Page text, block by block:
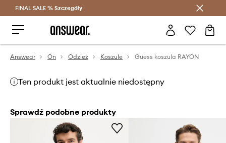
Oszczędzaj z Answear Club >
FINAL SALE % Szczegóły
Answear On Odzież Koszule Guess koszula RAYON
Ten produkt jest aktualnie niedostępny
Sprawdź podobne produkty